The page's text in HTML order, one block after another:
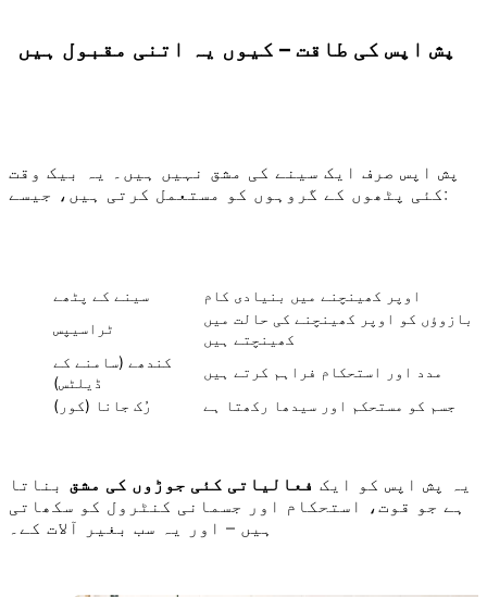
پش اپس کی طاقت – کیوں یہ اتنی مقبول ہیں
پش اپس صرف ایک سینے کی مشق نہیں ہیں۔ یہ بیک وقت
کئی پٹھوں کے گروہوں کو مستعمل کرتی ہیں، جیسے:
سینے کے پٹھے
اوپر کھینچنے میں بنیادی کام
ٹراسیپس
بازوؤں کو اوپر کھینچنے کی حالت میں
کھینچتے ہیں
کندھے (سامنے کے
ڈیلٹس)
مدد اور استحکام فراہم کرتے ہیں
رُک جانا (کور)
جسم کو مستحکم اور سیدھا رکھتا ہے
یہ پش اپس کو ایک فعالیاتی کئی جوڑوں کی مشق بناتا
ہے جو قوت، استحکام اور جسمانی کنٹرول کو سکھاتی
ہیں – اور یہ سب بغیر آلات کے۔